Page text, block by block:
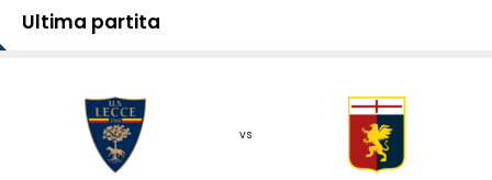
Ultima partita
vs